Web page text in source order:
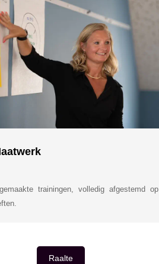
trainingen, volledig afgestemd op
Raalte